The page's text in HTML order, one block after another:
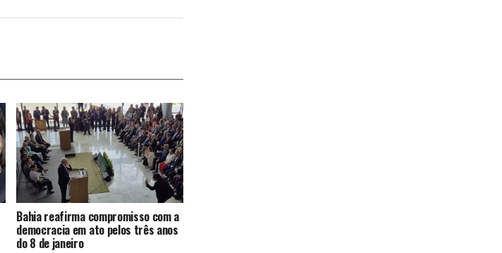
Bahia reafirma compromisso com a
democracia em ato pelos três anos
do 8 de janeiro